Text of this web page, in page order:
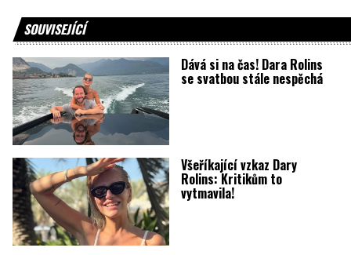
SOUVISEJÍCÍ
Dává si na čas! Dara Rolins
se svatbou stále nespěchá
Všeříkající vzkaz Dary
Rolins: Kritikům to
vytmavila!